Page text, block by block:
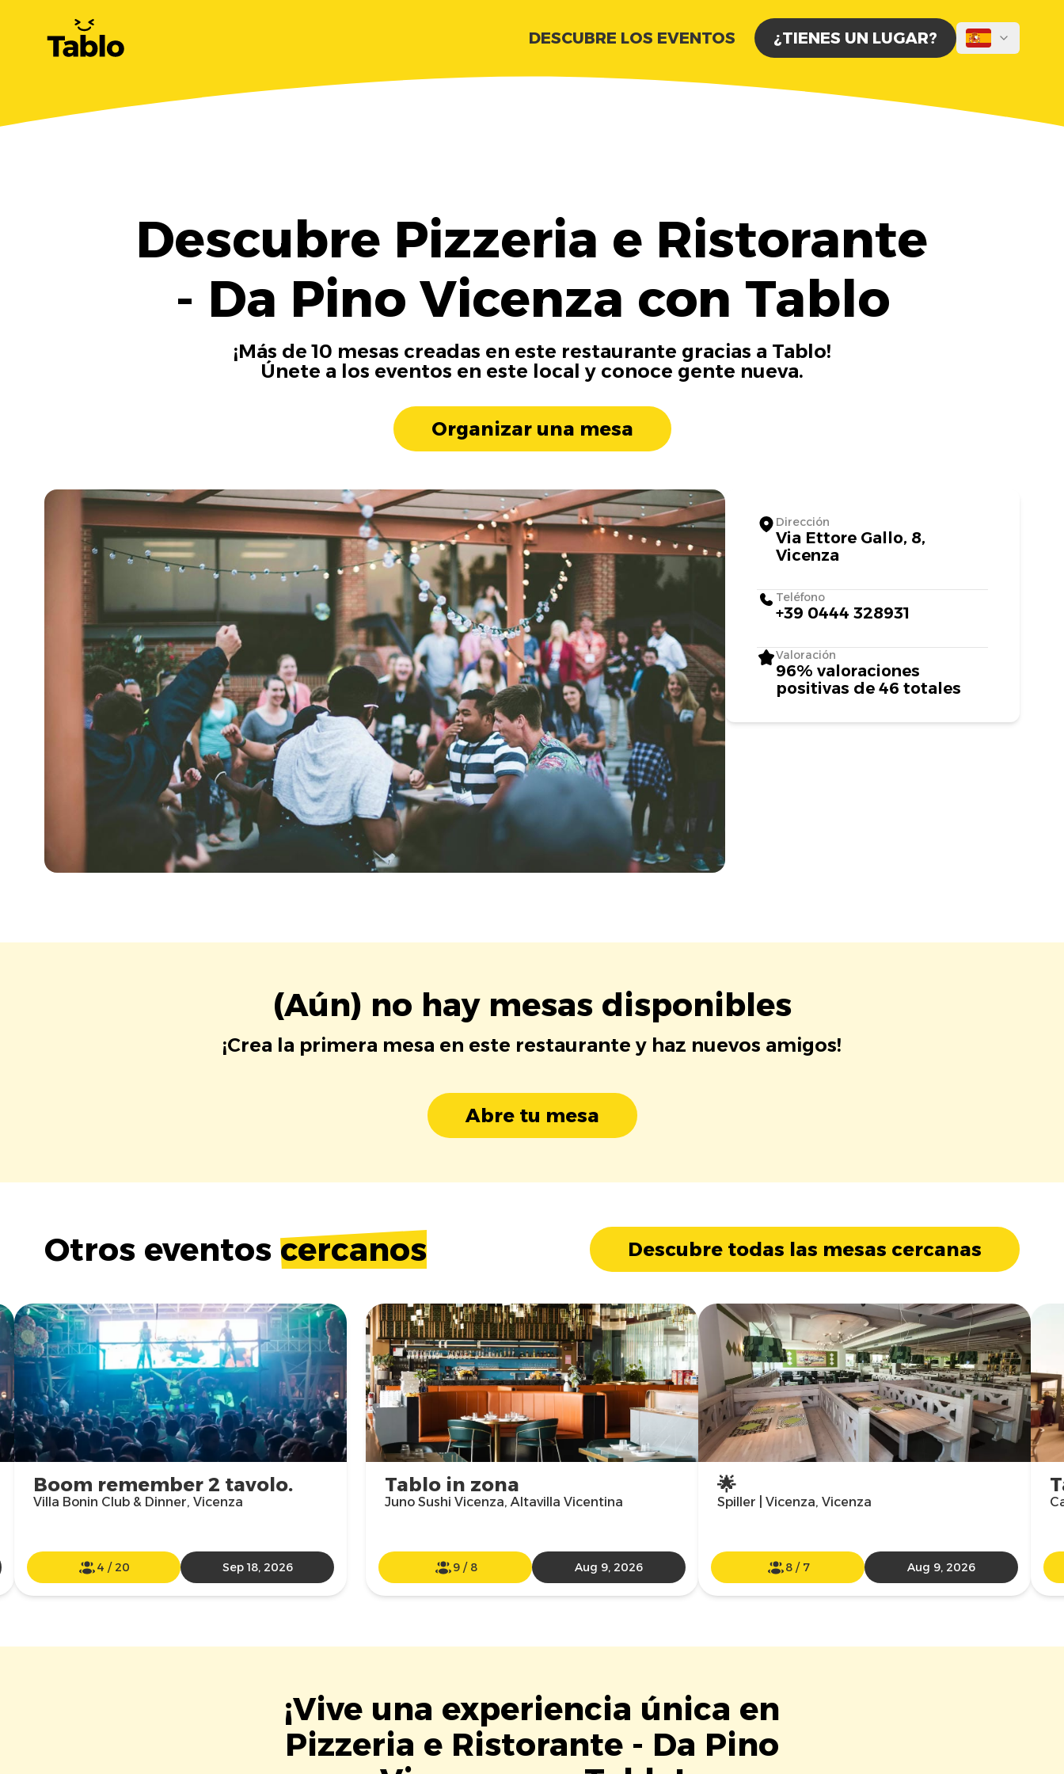
DESCUBRE LOS EVENTOS ¿TIENES UN LUGAR?
Descubre Pizzeria e Ristorante
- Da Pino Vicenza con Tablo
¡Más de 10 mesas creadas en este restaurante gracias a Tablo!
Únete a los eventos en este local y conoce gente nueva.
Organizar una mesa
Dirección
Via Ettore Gallo, 8,
Vicenza
Teléfono
+39 0444 328931
Valoración
96% valoraciones
positivas de 46 totales
(Aún) no hay mesas disponibles
¡Crea la primera mesa en este restaurante y haz nuevos amigos!
Abre tu mesa
Otros eventos cercanos Descubre todas las mesas cercanas
Tablo in zona
Juno Sushi Vicenza, Altavilla Vicentina
9/ 8 Aug 9, 2026
🌟
Spiller | Vicenza, Vicenza
8/ 7 Aug 9, 2026
Boom remember 2 tavolo.
Villa Bonin Club & Dinner, Vicenza
4 / 20 Sep 18, 2026
¡Vive una experiencia única en
Pizzeria e Ristorante - Da Pino